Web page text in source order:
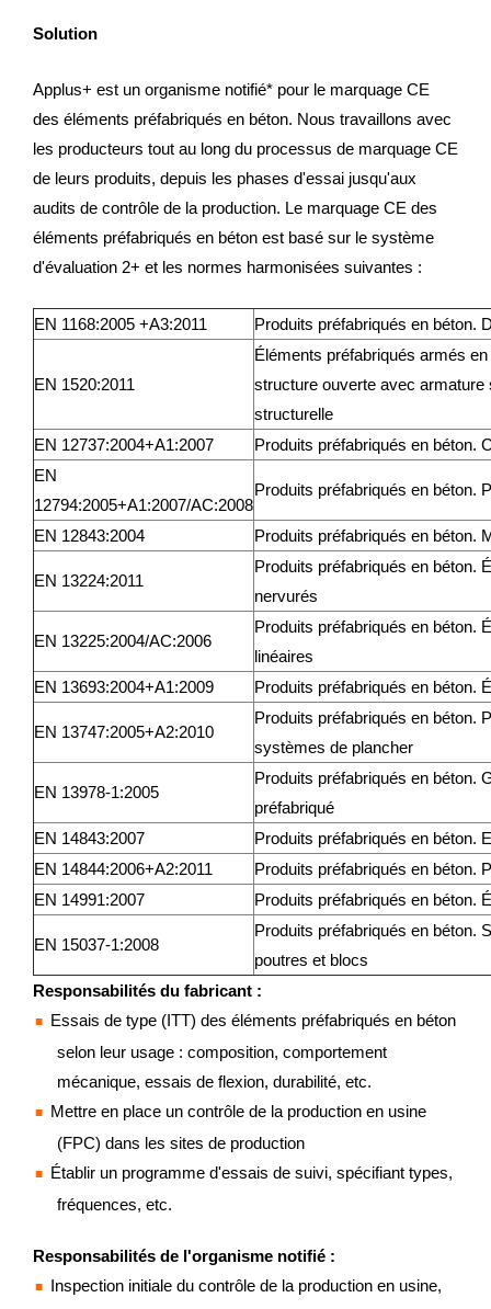
Solution
Applus+ est un organisme notifié* pour le marquage CE
des éléments préfabriqués en béton. Nous travaillons avec
les producteurs tout au long du processus de marquage CE
de leurs produits, depuis les phases d'essai jusqu'aux
audits de contrôle de la production. Le marquage CE des
éléments préfabriqués en béton est basé sur le système
d'évaluation 2+ et les normes harmonisées suivantes :
EN 1168:2005 +A3:2011 Produits préfabriqués en béton.
EN 1520:2011
Éléments préfabriqués armés
structure ouverte avec armature
structurelle
EN 12737:2004+A1:2007
Produits préfabriqués en béton.
EN
12794:2005+A1:2007/AC:2008
Produits préfabriqués en béton.
EN 12843:2004 Produits préfabriqués en béton.
EN 13224:2011
Produits préfabriqués en béton.
nervurés
EN 13225:2004/AC:2006
Produits préfabriqués en béton.
linéaires
EN 13693:2004+A1:2009
Produits préfabriqués en béton.
EN 13747:2005+A2:2010
Produits préfabriqués en béton.
systèmes de plancher
EN 13978-1:2005
Produits préfabriqués en béton.
préfabriqué
EN 14843:2007
Produits préfabriqués en béton.
EN 14844:2006+A2:2011
Produits préfabriqués en béton.
EN 14991:2007
Produits préfabriqués en béton.
EN 15037-1:2008
Produits préfabriqués en béton.
poutres et blocs
Responsabilités du fabricant :
Essais de type (ITT) des éléments préfabriqués en béton
selon leur usage : composition, comportement
mécanique, essais de flexion, durabilité, etc.
Mettre en place un contrôle de la production en usine
(FPC) dans les sites de production
Établir un programme d'essais de suivi, spécifiant types,
fréquences, etc.
Responsabilités de l'organisme notifié :
Inspection initiale du contrôle de la production en usine,